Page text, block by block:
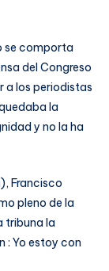
se comporta
del Congreso
a los periodistas
la
y no la ha
Francisco
pleno de la
tribuna la
: Yo estoy con